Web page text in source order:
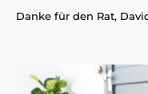
Danke für den Rat,